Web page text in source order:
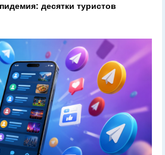
десятки туристов